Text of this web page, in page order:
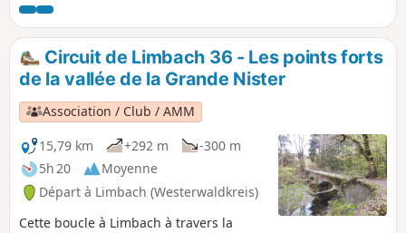
kilomètres de marche en forêt sur ce circuit LIMBACHER
RUNDE. Le chemin du retour suit le Limbacher Kirchweg,
qui est le raccourci entre Limbach et le monastère avec à
peine 2 km.
Circuit de Limbach 36 - Les points forts
de la vallée de la Grande Nister
Association / Club / AMM
15,79 km
+292 m
-300 m
5h 20
Moyenne
Départ à Limbach (Westerwaldkreis)
Cette boucle à Limbach à travers la